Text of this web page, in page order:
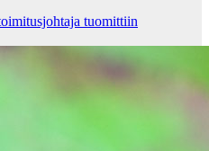
tuomittiin